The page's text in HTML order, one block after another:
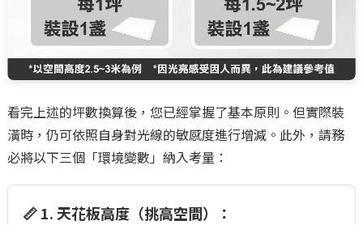
看完上述的坪數換算後，您已經掌握了基本原則。但實際裝
潢時，仍可依照自身對光線的敏感度進行增減。此外，請務
必將以下三個「環境變數」納入考量：
📏 1. 天花板高度（挑高空間）：